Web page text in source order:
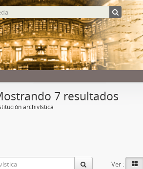
7 resultados
archivística
Ver :